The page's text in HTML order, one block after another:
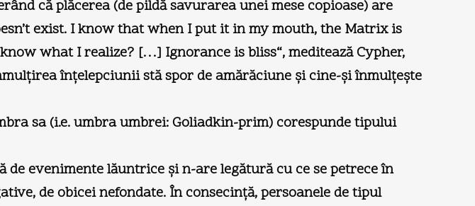
că plăcerea (de pildă savurarea unei mese copioase) are
exist. I know that when I put it in my mouth, the Matrix is
what I realize? […] Ignorance is bliss“, meditează Cypher,
înţelepciunii stă spor de amărăciune şi cine-şi înmulţeşte
sa (i.e. umbra umbrei: Goliadkin-prim) corespunde tipului
evenimente lăuntrice şi n-are legătură cu ce se petrece în
de obicei nefondate. În consecinţă, persoanele de tipul